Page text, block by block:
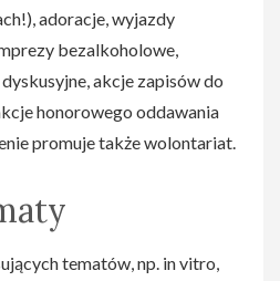
adoracje, wyjazdy
bezalkoholowe,
akcje zapisów do
honorowego oddawania
promuje także wolontariat.
tematów, np. in vitro,